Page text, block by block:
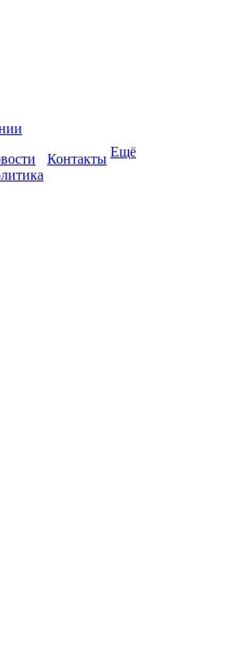
Контакты Ещё